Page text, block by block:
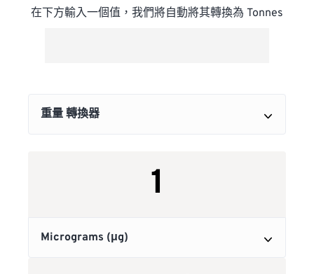
在下方輸入一個值，我們將自動將其轉換為 Tonnes